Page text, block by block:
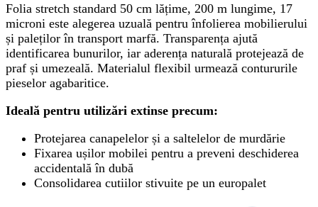
Folia stretch standard 50 cm lățime, 200 m lungime, 17
microni este alegerea uzuală pentru înfolierea mobilierului
și paleților în transport marfă. Transparența ajută
identificarea bunurilor, iar aderența naturală protejează de
praf și umezeală. Materialul flexibil urmează contururile
pieselor agabaritice.
Ideală pentru utilizări extinse precum:
Protejarea canapelelor și a saltelelor de murdărie
Fixarea ușilor mobilei pentru a preveni deschiderea
accidentală în dubă
Consolidarea cutiilor stivuite pe un europalet